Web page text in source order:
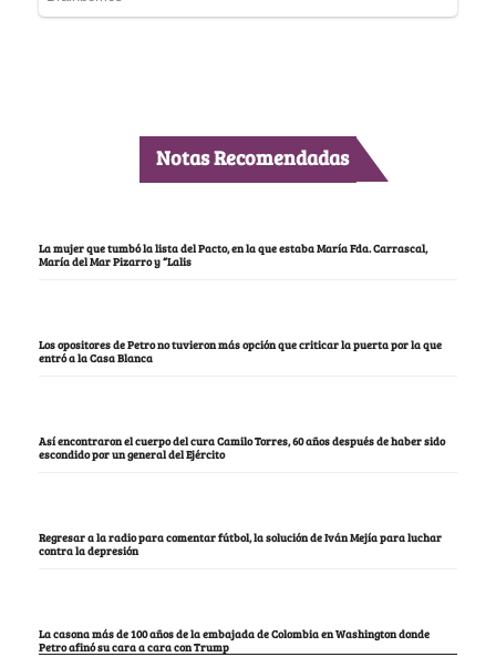
Notas Recomendadas
La mujer que tumbó la lista del Pacto, en la que estaba María Fda. Carrascal,
María del Mar Pizarro y “Lalis
Los opositores de Petro no tuvieron más opción que criticar la puerta por la que
entró a la Casa Blanca
Así encontraron el cuerpo del cura Camilo Torres, 60 años después de haber sido
escondido por un general del Ejército
Regresar a la radio para comentar fútbol, la solución de Iván Mejía para luchar
contra la depresión
La casona más de 100 años de la embajada de Colombia en Washington donde
Petro afinó su cara a cara con Trump